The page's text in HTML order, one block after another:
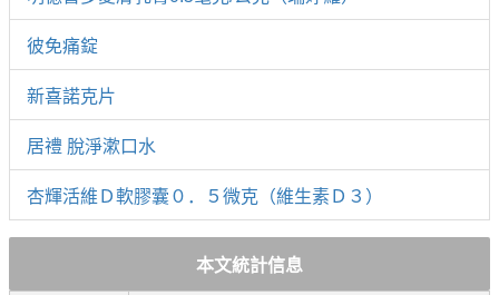
彼免痛錠
新喜諾克片
居禮 脫淨漱口水
杏輝活維Ｄ軟膠囊０．５微克（維生素Ｄ３）
本文統計信息